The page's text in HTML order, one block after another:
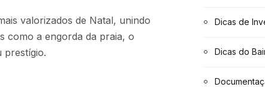
valorizados de Natal, unindo
como a engorda da praia, o
prestígio.
Dicas de
Dicas do